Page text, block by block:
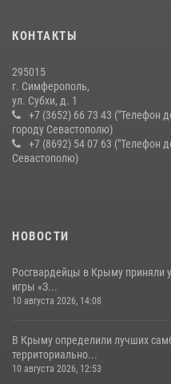
14 июля 2026, 13:46
КОНТАКТЫ
295015
г. Симферополь,
ул. Субхи, д. 1
+7 (3652) 66 73 43 ("Телефон
городу Севастополю)
+7 (8692) 54 07 63 ("Телефон
Севастополю)
НОВОСТИ
Росгвардейцы в Крыму приняли
игры «З...
10 августа 2026, 14:08
В Крыму определили лучших
территориально...
10 августа 2026, 12:53